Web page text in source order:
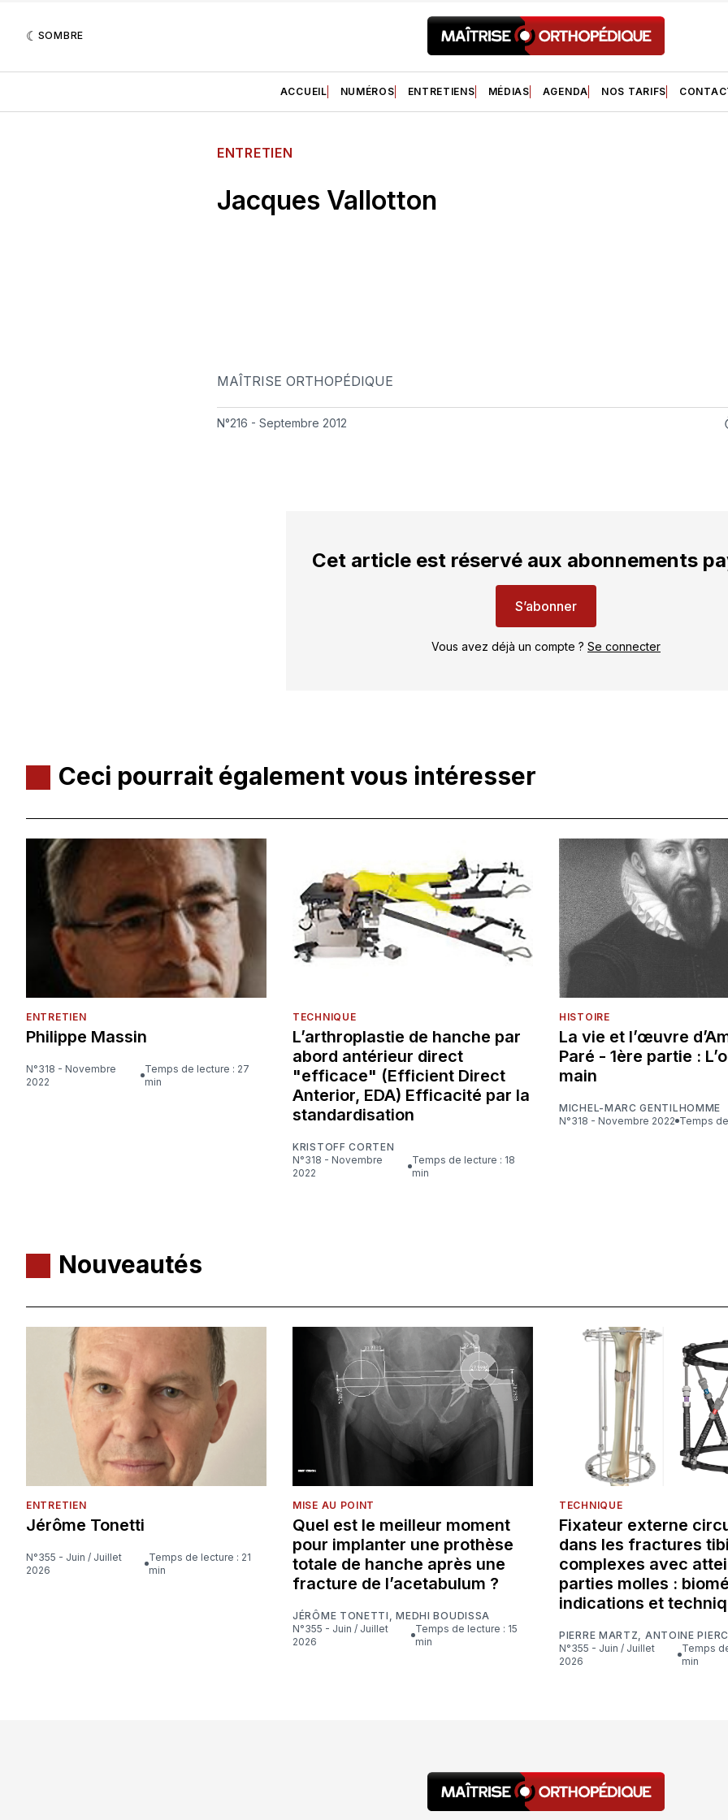
SOMBRE
ACCUEIL NUMÉROS ENTRETIENS MÉDIAS AGENDA NOS TARIFS
ENTRETIEN
Jacques Vallotton
MAÎTRISE ORTHOPÉDIQUE
N°216 - Septembre 2012
Cet article est réservé aux abonnements
S’abonner
Vous avez déjà un compte ? Se connecter
Ceci pourrait également vous intéresser
ENTRETIEN
Philippe Massin
N°318 - Novembre
2022
Temps de lecture : 27
min
TECHNIQUE
L’arthroplastie de hanche par
abord antérieur direct
"efficace" (Efficient Direct
Anterior, EDA) Efficacité par la
standardisation
KRISTOFF CORTEN
N°318 - Novembre
2022
Temps de lecture : 18
min
HISTOIRE
La vie et l’œuvre
Paré - 1ère partie :
main
MICHEL-MARC GENTILHOMME
N°318 - Novembre 2022
Temps
Nouveautés
ENTRETIEN
Jérôme Tonetti
N°355 - Juin / Juillet
2026
Temps de lecture : 21
min
MISE AU POINT
Quel est le meilleur moment
pour implanter une prothèse
totale de hanche après une
fracture de l’acetabulum ?
JÉRÔME TONETTI ,MEDHI BOUDISSA
N°355 - Juin / Juillet
2026
Temps de lecture : 15
min
TECHNIQUE
Fixateur externe
dans les fractures
complexes avec
parties molles :
indications et
PIERRE MARTZ
ANTOINE
N°355 - Juin / Juillet
2026
Temps de lecture : 16
min